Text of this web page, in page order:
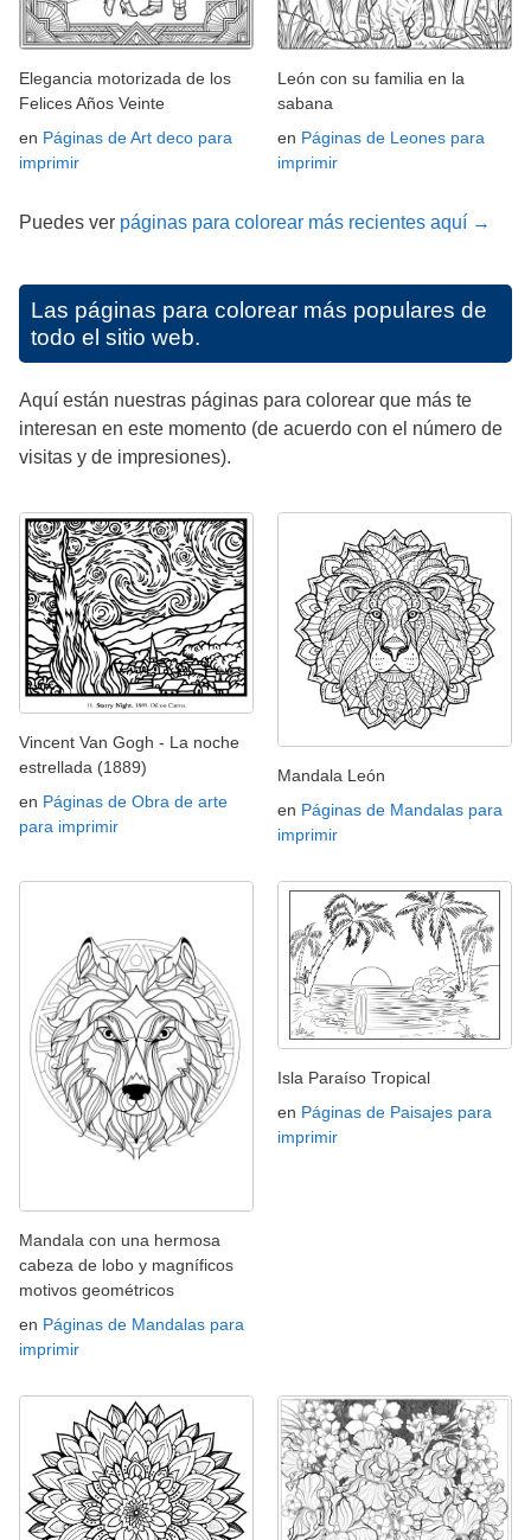
Elegancia motorizada de los
Felices Años Veinte
en Páginas de Art deco para
imprimir
León con su familia en la
sabana
en Páginas de Leones para
imprimir
Puedes ver páginas para colorear más recientes aquí →
Las páginas para colorear más populares de
todo el sitio web.
Aquí están nuestras páginas para colorear que más te
interesan en este momento (de acuerdo con el número de
visitas y de impresiones).
Vincent Van Gogh - La noche
estrellada (1889)
en Páginas de Obra de arte
para imprimir
Mandala León
en Páginas de Mandalas para
imprimir
Mandala con una hermosa
cabeza de lobo y magníficos
motivos geométricos
en Páginas de Mandalas para
imprimir
Isla Paraíso Tropical
en Páginas de Paisajes para
imprimir